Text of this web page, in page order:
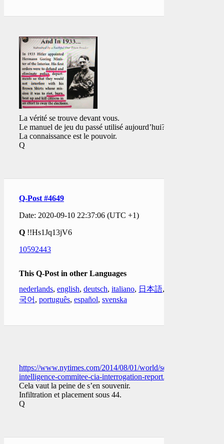
La vérité se trouve devant vous.
Le manuel de jeu du passé utilisé aujourd’hui?
La connaissance est le pouvoir.
Q
Q-Post #4649
Date: 2020-09-10 22:37:06 (UTC +1)
Q !!Hs1Jq13jV6
10592443
This Q-Post in other Languages
nederlands, english, deutsch, italiano, 日本語,
국어 , português, español, svenska
https://www.nytimes.com/2014/08/01/world/senate-
intelligence-commitee-cia-interrogation-report.html
Cela vaut la peine de s’en souvenir.
Infiltration et placement sous 44.
Q